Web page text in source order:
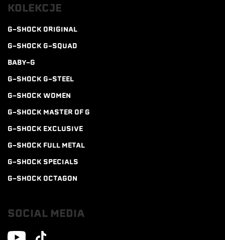
KOLEKCJE
G-SHOCK ORIGINAL
G-SHOCK G-SQUAD
BABY-G
G-SHOCK G-STEEL
G-SHOCK WOMEN
G-SHOCK MASTER OF G
G-SHOCK EXCLUSIVE
G-SHOCK FULL METAL
G-SHOCK SPECIALS
G-SHOCK OCTAGON
SOCIAL MEDIA